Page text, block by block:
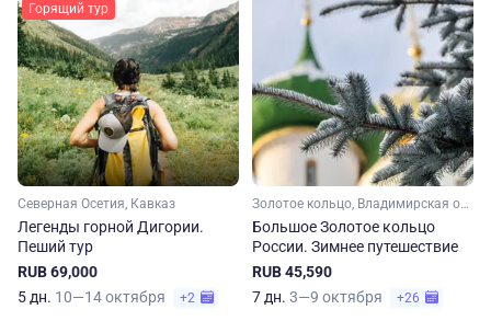
Горящий тур
Северная Осетия, Кавказ
Легенды горной Дигории.
Пеший тур
RUB 69,000
5 дн. 10—14 октября +2
Золотое кольцо, Владимирская область, Ивановская область, Костромская область, Ярославская область, Московская область, Малое Золотое кольцо
Большое Золотое кольцо
России. Зимнее путешествие
RUB 45,590
7 дн. 3—9 октября +26